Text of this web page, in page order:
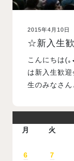
2015年4月10日
☆新入生
こんにちは(
は新入生歓
生のみなさ
月
火
6
7